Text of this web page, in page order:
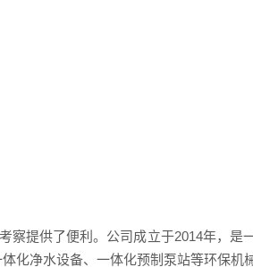
提供了便利。公司成立于2014年，是
化净水设备、一体化预制泵站等环保机